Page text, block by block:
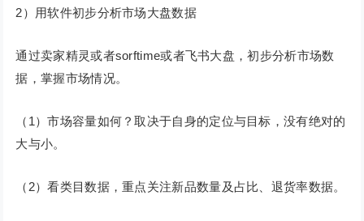
2）用软件初步分析市场大盘数据
通过卖家精灵或者sorftime或者飞书大盘，初步分析市场数
据，掌握市场情况。
（1）市场容量如何？取决于自身的定位与目标，没有绝对的
大与小。
（2）看类目数据，重点关注新品数量及占比、退货率数据。